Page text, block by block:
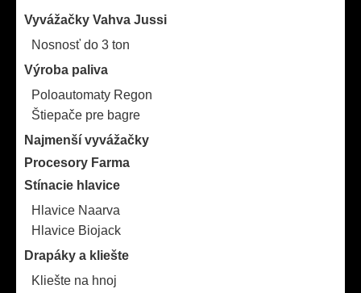
Vyvážačky Vahva Jussi
Nosnosť do 3 ton
Výroba paliva
Poloautomaty Regon
Štiepače pre bagre
Najmenší vyvážačky
Procesory Farma
Stínacie hlavice
Hlavice Naarva
Hlavice Biojack
Drapáky a kliešte
Kliešte na hnoj